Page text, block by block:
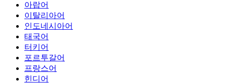
아랍어
이탈리아어
인도네시아어
태국어
터키어
포르투갈어
프랑스어
힌디어